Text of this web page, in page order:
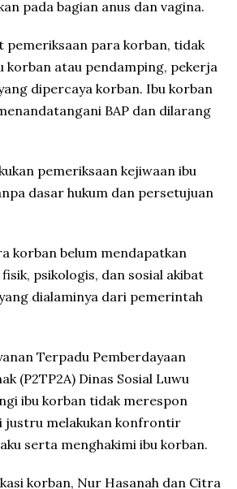
pada bagian anus dan vagina.
pemeriksaan para korban, tidak
korban atau pendamping, pekerja
dipercaya korban. Ibu korban
BAP dan dilarang
pemeriksaan kejiwaan ibu
dasar hukum dan persetujuan
korban belum mendapatkan
psikologis, dan sosial akibat
dialaminya dari pemerintah
Terpadu Pemberdayaan
(P2TP2A) Dinas Sosial Luwu
ibu korban tidak merespon
justru melakukan konfrontir
serta menghakimi ibu korban.
korban, Nur Hasanah dan Citra